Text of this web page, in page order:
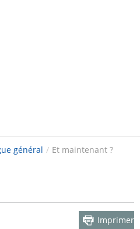
général / Et maintenant ?
Imprimer